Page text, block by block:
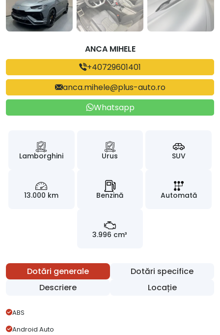
ANCA MIHELE
+40729601401
anca.mihele@plus-auto.ro
Whatsapp
Lamborghini Urus SUV
13.000 km Benzină Automată
3.996 cm³
Dotări generale
Dotări specifice
Descriere
Locație
ABS
Android Auto